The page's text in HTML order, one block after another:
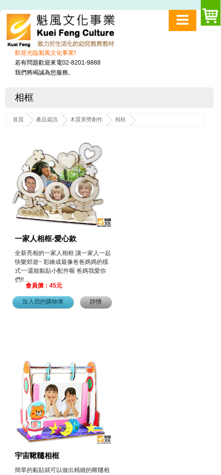
歡迎光臨魁風文化事業!
若有問題歡迎來電02-8201-9888
我們將竭誠為您服務。
相框
首頁 產品資訊 木質美勞創作 相框
一家人相框-愛心款
全新亮相的一家人相框 讓一家人一起
快樂郊遊~ 彩繪成最像爸爸媽媽的樣
式~~還能黏貼小配件喔 爸媽我愛你
們!! ...
會員價：45元
加入我的購物車 詳情
宇宙鞦韆相框
簡單的黏貼就可以做出精緻的鞦韆相